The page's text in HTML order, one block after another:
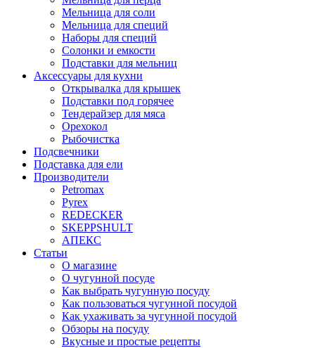
Мельница для соли
Мельница для специй
Наборы для специй
Солонки и емкости
Подставки для мельниц
Аксессуары для кухни
Открывалка для крышек
Подставки под горячее
Тендерайзер для мяса
Орехокол
Рыбочистка
Подсвечники
Подставка для ели
Производители
Petromax
Pyrex
REDECKER
SKEPPSHULT
АПЕКС
Статьи
О магазине
О чугунной посуде
Как выбрать чугунную посуду
Как пользоваться чугунной посудой
Как ухаживать за чугунной посудой
Обзоры на посуду
Вкусные и простые рецепты